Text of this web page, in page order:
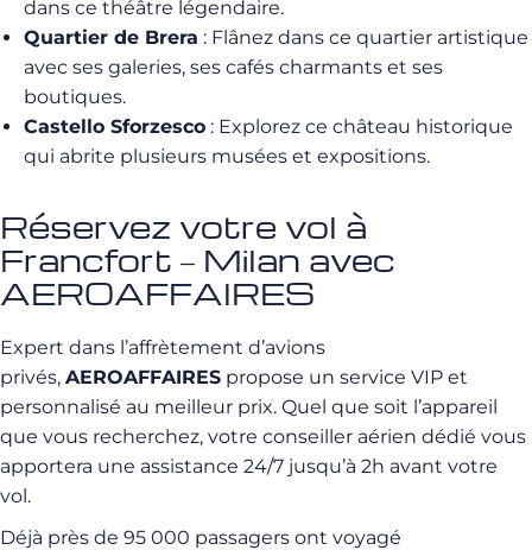
dans ce théâtre légendaire.
Quartier de Brera : Flânez dans ce quartier artistique
avec ses galeries, ses cafés charmants et ses
boutiques.
Castello Sforzesco : Explorez ce château historique
qui abrite plusieurs musées et expositions.
Réservez votre vol à
Francfort – Milan avec
AEROAFFAIRES
Expert dans l’affrètement d’avions
privés, AEROAFFAIRES propose un service VIP et
personnalisé au meilleur prix. Quel que soit l’appareil
que vous recherchez, votre conseiller aérien dédié vous
apportera une assistance 24/7 jusqu’à 2h avant votre
vol.
Déjà près de 95 000 passagers ont voyagé